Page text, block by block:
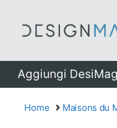
Aggiungi
Home Maisons du